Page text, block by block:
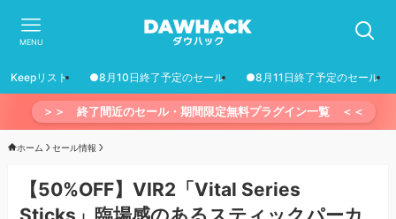
MENU
Keepリスト ●8月10日終了予定のセール ●8月11日終了予定のセール
＞＞ 終了間近のセール・期間限定無料プラグイン一覧 ＜＜
ホーム セール情報
【50%OFF】VIR2「Vital Series